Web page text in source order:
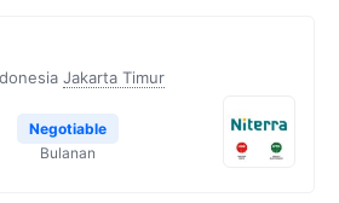
Jakarta Timur
Negotiable
Bulanan